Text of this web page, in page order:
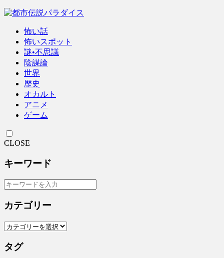
怖い話
怖いスポット
謎•不思議
陰謀論
世界
歴史
オカルト
アニメ
ゲーム
CLOSE
キーワード
カテゴリー
タグ